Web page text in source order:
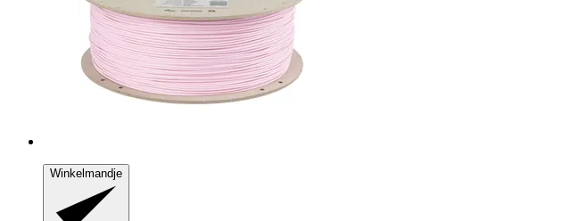
Winkelmandje